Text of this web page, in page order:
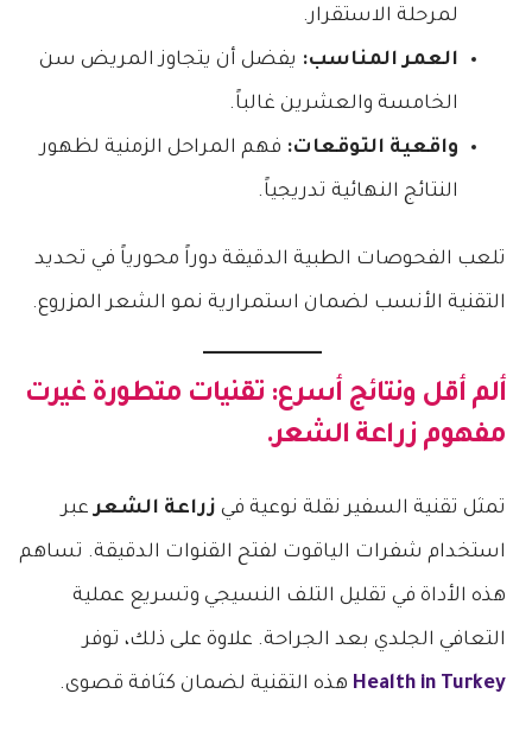
لمرحلة الاستقرار.
العمر المناسب: يفضل أن يتجاوز المريض سن
الخامسة والعشرين غالباً.
واقعية التوقعات: فهم المراحل الزمنية لظهور
النتائج النهائية تدريجياً.
تلعب الفحوصات الطبية الدقيقة دوراً محورياً في تحديد
التقنية الأنسب لضمان استمرارية نمو الشعر المزروع.
ألم أقل ونتائج أسرع: تقنيات متطورة غيرت
مفهوم زراعة الشعر.
تمثل تقنية السفير نقلة نوعية في زراعة الشعرعبر
استخدام شفرات الياقوت لفتح القنوات الدقيقة. تساهم
هذه الأداة في تقليل التلف النسيجي وتسريع عملية
التعافي الجلدي بعد الجراحة. علاوة على ذلك، توفر
Health in Turkey هذه التقنية لضمان كثافة قصوى.